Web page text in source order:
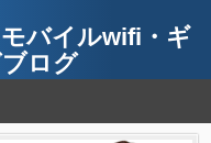
バイルwifi・ギ
ログ